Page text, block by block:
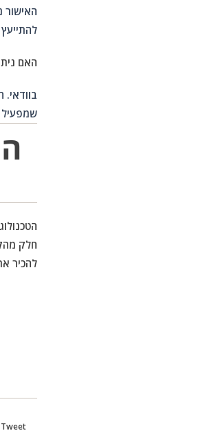
האישור
האם
שמפעיל
חלק
להכיר
Tweet